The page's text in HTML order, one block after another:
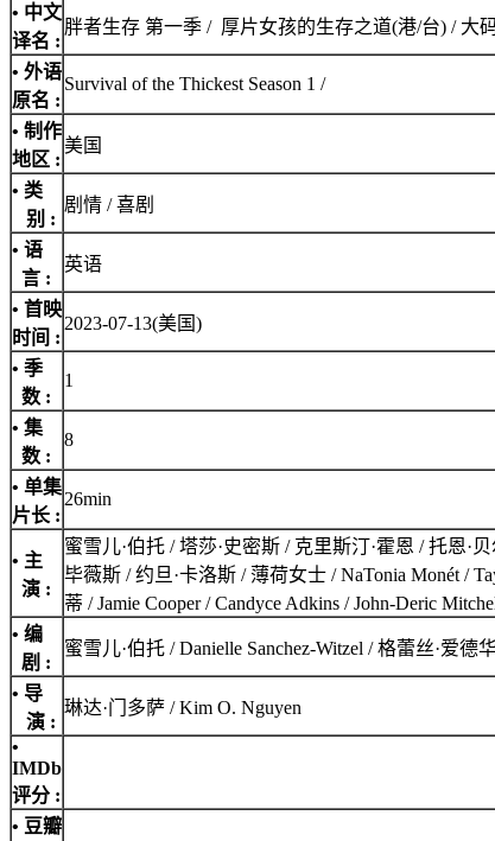
• 中文
译名 :
胖者生存 第一季 / 厚片女孩的生存之道(港/台) / 大
• 外语
原名 :
Survival of the Thickest Season 1 /
• 制作
地区 :
美国
• 类
别 :
剧情 / 喜剧
• 语
言 :
英语
• 首映
时间 :
2023-07-13(美国)
• 季
数 :
1
• 集
数 :
8
• 单集
片长 :
26min
• 主
演 :
蜜雪儿·伯托 / 塔莎·史密斯 / 克里斯汀·霍恩 / 托恩·贝
毕薇斯 / 约旦·卡洛斯 / 薄荷女士 / NaTonia Monét /
蒂 / Jamie Cooper / Candyce Adkins / John-Deric
• 编
剧 :
蜜雪儿·伯托 / Danielle Sanchez-Witzel / 格蕾丝·爱德
• 导
演 :
琳达·门多萨 / Kim O. Nguyen
•
IMDb
评分 :
• 豆瓣